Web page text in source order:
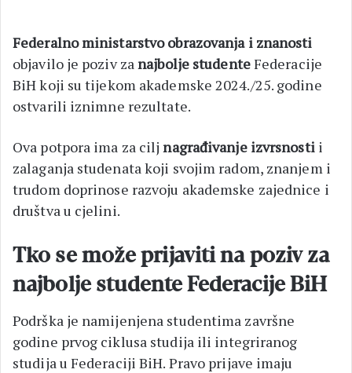
Federalno ministarstvo obrazovanja i znanosti
objavilo je poziv zanajbolje studenteFederacije
BiH koji su tijekom akademske 2024./25. godine
ostvarili iznimne rezultate.
Ova potpora ima za ciljnagrađivanje izvrsnostii
zalaganja studenata koji svojim radom, znanjem i
trudom doprinose razvoju akademske zajednice i
društva u cjelini.
Tko se može prijaviti na poziv za
najbolje studente Federacije BiH
Podrška je namijenjena studentima završne
godine prvog ciklusa studija ili integriranog
studija u Federaciji BiH. Pravo prijave imaju